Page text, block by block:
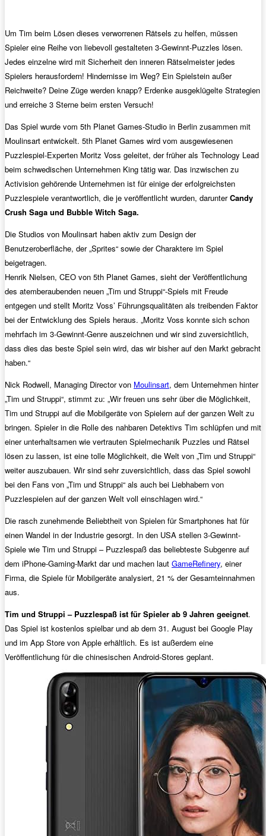
Um Tim beim Lösen dieses verworrenen Rätsels zu helfen, müssen
Spieler eine Reihe von liebevoll gestalteten 3-Gewinnt-Puzzles lösen.
Jedes einzelne wird mit Sicherheit den inneren Rätselmeister jedes
Spielers herausfordern! Hindernisse im Weg? Ein Spielstein außer
Reichweite? Deine Züge werden knapp? Erdenke ausgeklügelte Strategien
und erreiche 3 Sterne beim ersten Versuch!
Das Spiel wurde vom 5th Planet Games-Studio in Berlin zusammen mit
Moulinsart entwickelt. 5th Planet Games wird vom ausgewiesenen
Puzzlespiel-Experten Moritz Voss geleitet, der früher als Technology Lead
beim schwedischen Unternehmen King tätig war. Das inzwischen zu
Activision gehörende Unternehmen ist für einige der erfolgreichsten
Puzzlespiele verantwortlich, die je veröffentlicht wurden, darunterCandy
Crush Saga und Bubble Witch Saga.
Die Studios von Moulinsart haben aktiv zum Design der
Benutzeroberfläche, der „Sprites“ sowie der Charaktere im Spiel
beigetragen.
Henrik Nielsen, CEO von 5th Planet Games, sieht der Veröffentlichung
des atemberaubenden neuen „Tim und Struppi“-Spiels mit Freude
entgegen und stellt Moritz Voss’ Führungsqualitäten als treibenden Faktor
bei der Entwicklung des Spiels heraus. „Moritz Voss konnte sich schon
mehrfach im 3-Gewinnt-Genre auszeichnen und wir sind zuversichtlich,
dass dies das beste Spiel sein wird, das wir bisher auf den Markt gebracht
haben.“
Nick Rodwell, Managing Director von Moulinsart, dem Unternehmen hinter
„Tim und Struppi“, stimmt zu: „Wir freuen uns sehr über die Möglichkeit,
Tim und Struppi auf die Mobilgeräte von Spielern auf der ganzen Welt zu
bringen. Spieler in die Rolle des nahbaren Detektivs Tim schlüpfen und mit
einer unterhaltsamen wie vertrauten Spielmechanik Puzzles und Rätsel
lösen zu lassen, ist eine tolle Möglichkeit, die Welt von „Tim und Struppi“
weiter auszubauen. Wir sind sehr zuversichtlich, dass das Spiel sowohl
bei den Fans von „Tim und Struppi“ als auch bei Liebhabern von
Puzzlespielen auf der ganzen Welt voll einschlagen wird.“
Die rasch zunehmende Beliebtheit von Spielen für Smartphones hat für
einen Wandel in der Industrie gesorgt. In den USA stellen 3-Gewinnt-
Spiele wie Tim und Struppi – Puzzlespaß das beliebteste Subgenre auf
dem iPhone-Gaming-Markt dar und machen laut GameRefinery, einer
Firma, die Spiele für Mobilgeräte analysiert, 21 % der Gesamteinnahmen
aus.
Tim und Struppi – Puzzlespaß ist für Spieler ab 9 Jahren geeignet.
Das Spiel ist kostenlos spielbar und ab dem 31. August bei Google Play
und im App Store von Apple erhältlich. Es ist außerdem eine
Veröffentlichung für die chinesischen Android-Stores geplant.